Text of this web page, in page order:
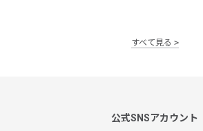
すべて見る
公式SNSアカウント